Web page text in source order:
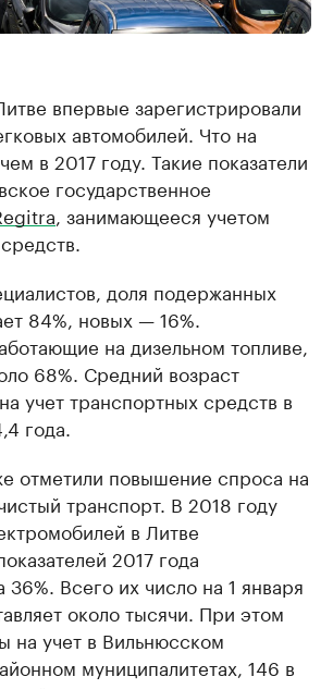
впервые зарегистрировали
автомобилей. Что на
в 2017 году. Такие показатели
государственное
, занимающееся учетом
доля подержанных
84%, новых — 16%.
на дизельном топливе,
68%. Средний возраст
учет транспортных средств в
года.
отметили повышение спроса на
транспорт. В 2018 году
в Литве
2017 года
36%. Всего их число на 1 января
около тысячи. При этом
на учет в Вильнюсском
муниципалитетах, 146 в